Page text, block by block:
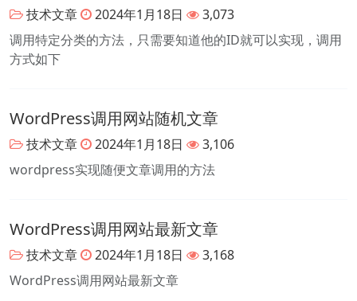
技术文章 2024年1月18日
3,073
调用特定分类的方法，只需要知道他的ID就可以实现，调用
方式如下
WordPress调用网站随机文章
技术文章 2024年1月18日
3,106
wordpress实现随便文章调用的方法
WordPress调用网站最新文章
技术文章 2024年1月18日
3,168
WordPress调用网站最新文章